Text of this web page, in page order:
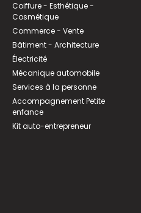
Coiffure - Esthétique -
Cosmétique
Commerce - Vente
Bâtiment - Architecture
Électricité
Mécanique automobile
Services à la personne
Accompagnement Petite
enfance
Kit auto-entrepreneur